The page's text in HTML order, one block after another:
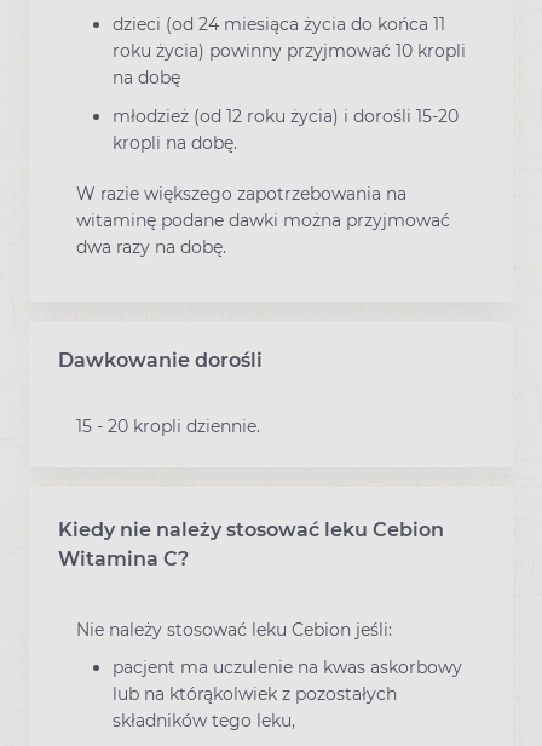
dzieci (od 24 miesiąca życia do końca 11
roku życia) powinny przyjmować 10 kropli
na dobę
młodzież (od 12 roku życia) i dorośli 15-20
kropli na dobę.
W razie większego zapotrzebowania na
witaminę podane dawki można przyjmować
dwa razy na dobę.
Dawkowanie dorośli
15 - 20 kropli dziennie.
Kiedy nie należy stosować leku Cebion
Witamina C?
Nie należy stosować leku Cebion jeśli:
pacjent ma uczulenie na kwas askorbowy
lub na którąkolwiek z pozostałych
składników tego leku,